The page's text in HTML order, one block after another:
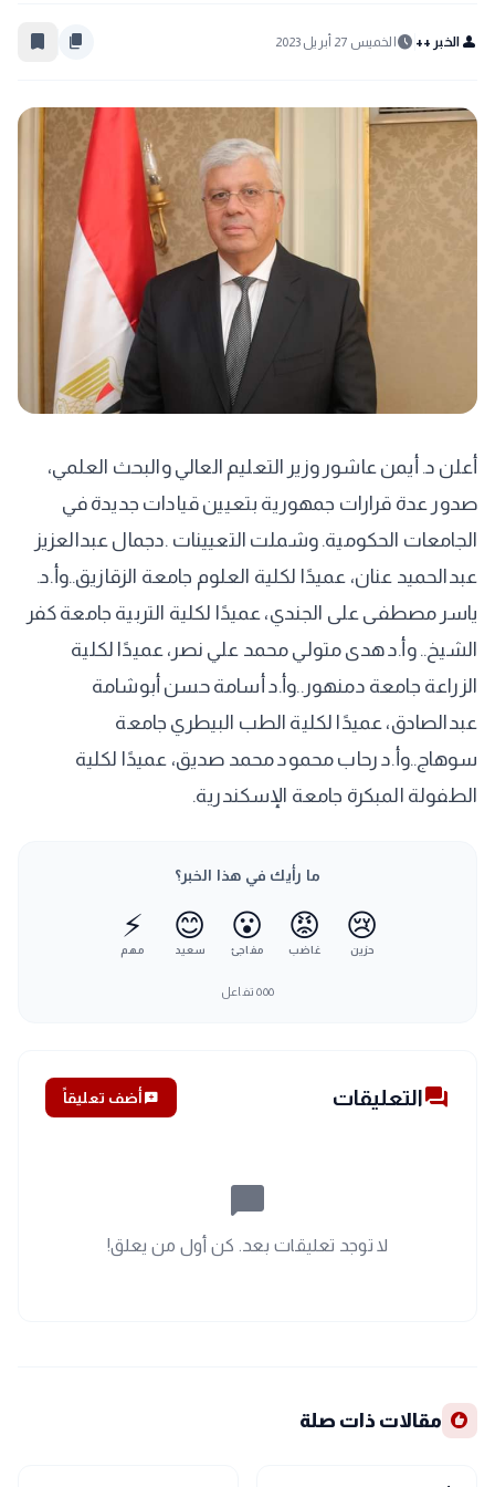
person الخبر ++ schedule الخميس 27 أبريل 2023 content_copy
bookmark_border
أعلن د. أيمن عاشور وزير التعليم العالي والبحث العلمي،
صدور عدة قرارات جمهورية بتعيين قيادات جديدة في
الجامعات الحكومية. وشملت التعيينات .دجمال عبدالعزيز
عبدالحميد عنان، عميدًا لكلية العلوم جامعة الزقازيق..وأ.د.
ياسر مصطفى على الجندي، عميدًا لكلية التربية جامعة كفر
الشيخ.. وأ.د هدى متولي محمد علي نصر، عميدًا لكلية
الزراعة جامعة دمنهور..وأ.د أسامة حسن أبوشامة
عبدالصادق، عميدًا لكلية الطب البيطري جامعة
سوهاج..وأ.د رحاب محمود محمد صديق، عميدًا لكلية
الطفولة المبكرة جامعة الإسكندرية.
ما رأيك في هذا الخبر؟
😢
حزين
😡
غاضب
😮
مفاجئ
😊
سعيد
⚡
مهم
٥٥٥تفاعل
forumالتعليقات add_commentأضف تعليقاً
chat_bubble_outline
لا توجد تعليقات بعد. كن أول من يعلق!
recommend مقالات ذات صلة